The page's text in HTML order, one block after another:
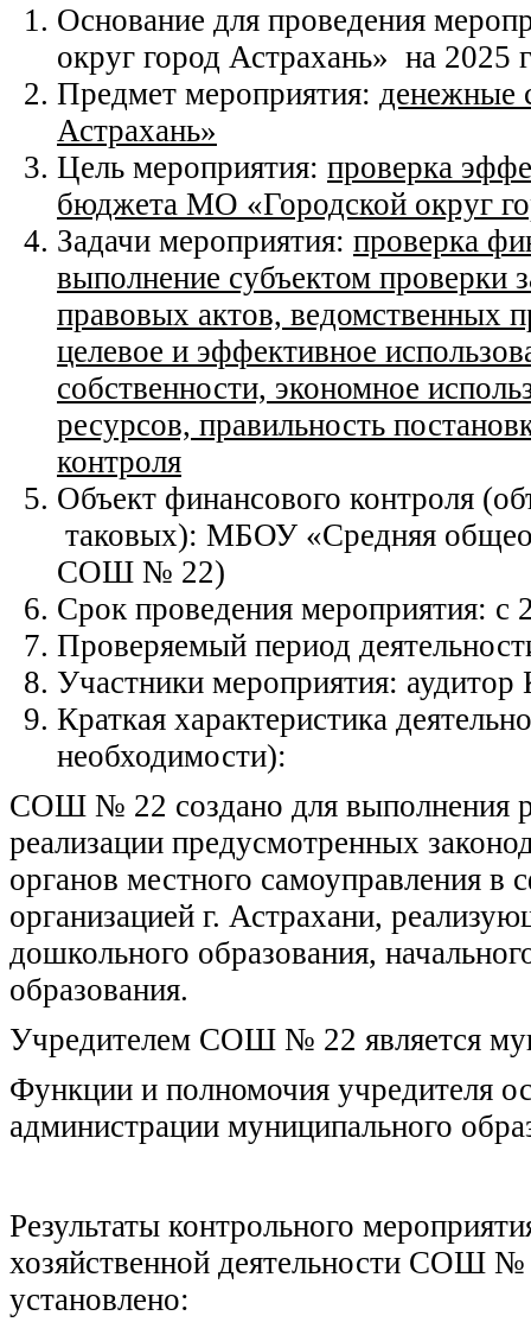
Основание для проведения
округ город Астрахань» на 2025
Предмет мероприятия: денежные
Астрахань»
Цель мероприятия: проверка
бюджета МО «Городской округ
Задачи мероприятия: проверка
выполнение субъектом проверки
правовых актов, ведомственных
целевое и эффективное
собственности, экономное
ресурсов, правильность
контроля
Объект финансового контроля
таковых): МБОУ «Средняя
СОШ № 22)
Срок проведения мероприятия: с
Проверяемый период
Участники мероприятия:
Краткая характеристика
необходимости):
СОШ № 22 создано для выполнения
реализации предусмотренных
органов местного самоуправления в
организацией г. Астрахани,
дошкольного образования,
образования.
Учредителем СОШ № 22 является
Функции и полномочия учредителя
администрации муниципального
Результаты контрольного
хозяйственной деятельности СОШ
установлено: